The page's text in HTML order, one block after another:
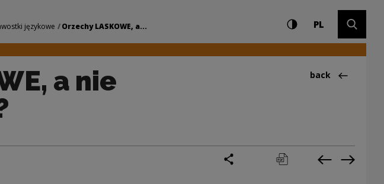
| Narodowe
językowe Orzechy LASKOWE, a... Settings and search
High contrast
PLCHANGE
a nie
Back
back
print pobierz Previous
Next